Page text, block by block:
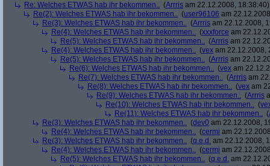
Re: Welches ETWAS hab ihr bekommen.. (Arrris am 22.12.2008, 18:38:40)
Re(2): Welches ETWAS hab ihr bekommen.. (user96106 am
Re(3): Welches ETWAS hab ihr bekommen.. (Arrris am 22.12.2008,
Re(4): Welches ETWAS hab ihr bekommen.. (xxxforce am
Re(5): Welches ETWAS hab ihr bekommen.. (Arrris am
Re(4): Welches ETWAS hab ihr bekommen.. (vex am 22.12.2008,
Re(5): Welches ETWAS hab ihr bekommen.. (Arrris am
Re(6): Welches ETWAS hab ihr bekommen.. (vex am
Re(7): Welches ETWAS hab ihr bekommen.. (Arrris am
Re(8): Welches ETWAS hab ihr bekommen.. (vex am
Re(9): Welches ETWAS hab ihr bekommen.. (Arrris
Re(10): Welches ETWAS hab ihr bekommen.. (
Re(11): Welches ETWAS hab ihr bekommen.. (
Re(3): Welches ETWAS hab ihr bekommen.. (dev0 am 22.12.2008,
Re(4): Welches ETWAS hab ihr bekommen.. (cermi am
Re(3): Welches ETWAS hab ihr bekommen.. (q.e.d. am 22.12.2008,
Re(4): Welches ETWAS hab ihr bekommen.. (cermi am
Re(5): Welches ETWAS hab ihr bekommen.. (q.e.d. am